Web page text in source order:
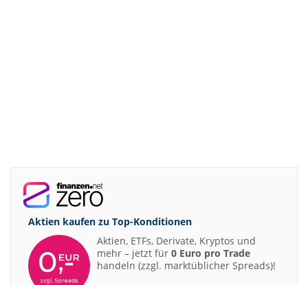
Aktien kaufen zu Top-Konditionen
Aktien, ETFs, Derivate, Kryptos und
mehr – jetzt für 0 Euro pro Trade
handeln (zzgl. marktüblicher Spreads)!